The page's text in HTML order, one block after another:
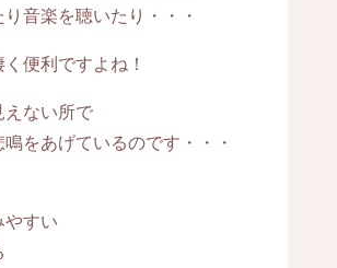
音楽を聴いたり・・・
便利ですよね！
えない所で
をあげているのです・・・
やすい